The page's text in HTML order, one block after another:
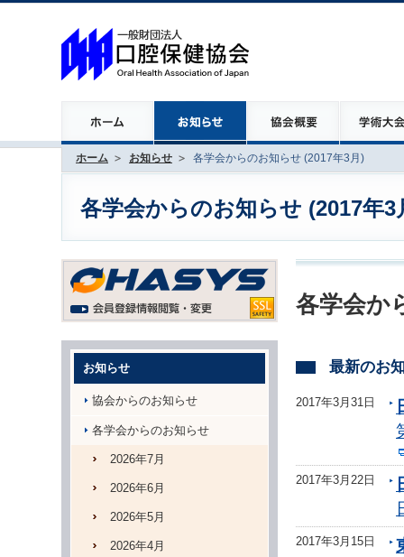
ホーム お知らせ 各学会からのお知らせ (2017年3月)
各学会からのお知らせ (2017年3
各学会か
最新のお
2017年3月31日
2017年3月22日
2017年3月15日
お知らせ
協会からのお知らせ
各学会からのお知らせ
2026年7月
2026年6月
2026年5月
2026年4月